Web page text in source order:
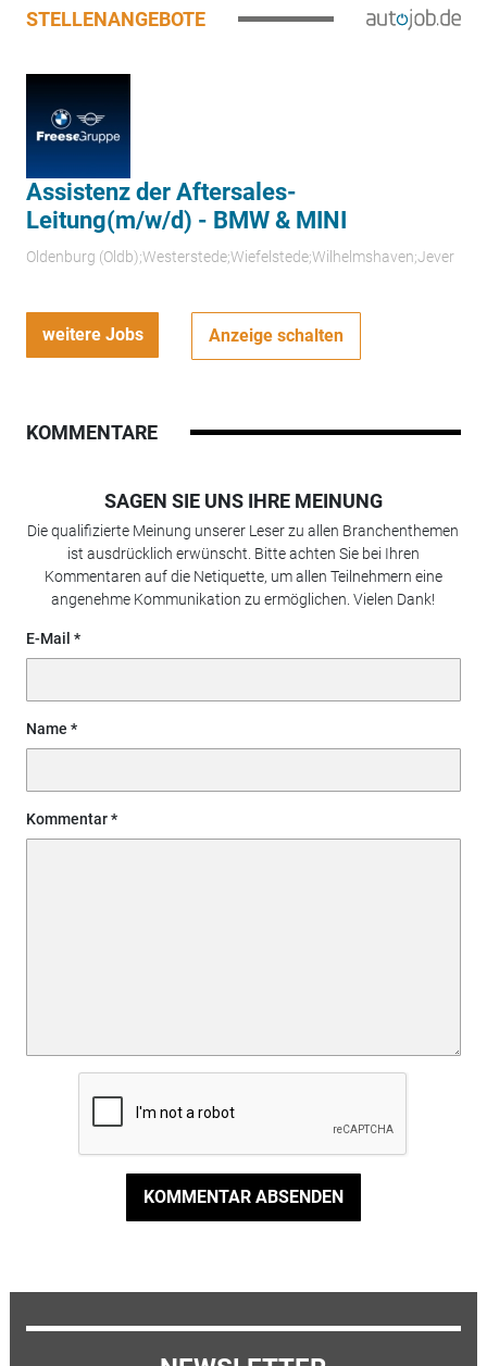
STELLENANGEBOTE
Assistenz der Aftersales-
Leitung(m/w/d) - BMW & MINI
Oldenburg (Oldb);Westerstede;Wiefelstede;Wilhelmshaven;Jever
weitere Jobs Anzeige schalten
KOMMENTARE
SAGEN SIE UNS IHRE MEINUNG
Die qualifizierte Meinung unserer Leser zu allen Branchenthemen
ist ausdrücklich erwünscht. Bitte achten Sie bei Ihren
Kommentaren auf die Netiquette, um allen Teilnehmern eine
angenehme Kommunikation zu ermöglichen. Vielen Dank!
E-Mail
Name
Kommentar
KOMMENTAR ABSENDEN